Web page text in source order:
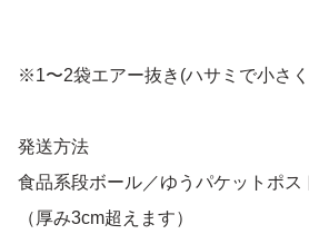
※1〜2袋エアー抜き(ハサミで小さ
発送方法
食品系段ボール／ゆうパケットポス
（厚み3cm超えます）